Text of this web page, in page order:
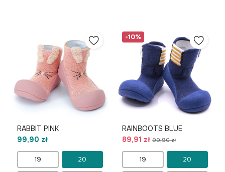
RABBIT PINK
99,90 zł
19 20
-10%
RAINBOOTS BLUE
89,91 zł99,90 zł
19 20